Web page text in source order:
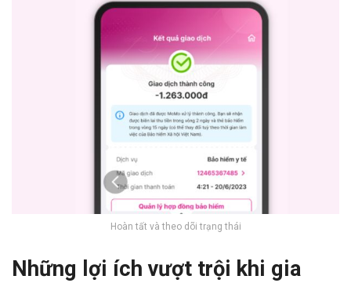
Hoàn tất và theo dõi trạng thái
Những lợi ích vượt trội khi gia